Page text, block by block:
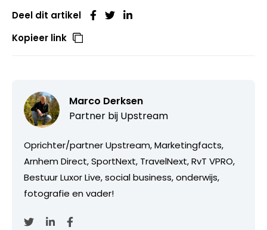
Deel dit artikel
Kopieer link
Marco Derksen
Partner bij Upstream
Oprichter/partner Upstream, Marketingfacts,
Arnhem Direct, SportNext, TravelNext, RvT VPRO,
Bestuur Luxor Live, social business, onderwijs,
fotografie en vader!